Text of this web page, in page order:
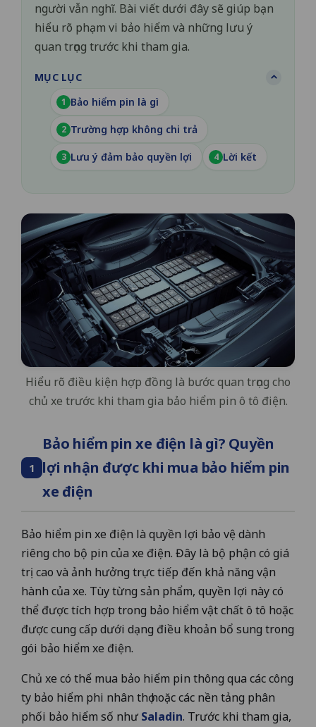
người vẫn nghĩ. Bài viết dưới đây sẽ giúp bạn
hiểu rõ phạm vi bảo hiểm và những lưu ý
quan trọng trước khi tham gia.
MỤC LỤC
1 Bảo hiểm pin là gì
2 Trường hợp không chi trả
3 Lưu ý đảm bảo quyền lợi 4 Lời kết
Hiểu rõ điều kiện hợp đồng là bước quan trọng cho
chủ xe trước khi tham gia bảo hiểm pin ô tô điện.
1
Bảo hiểm pin xe điện là gì? Quyền
lợi nhận được khi mua bảo hiểm pin
xe điện
Bảo hiểm pin xe điện là quyền lợi bảo vệ dành
riêng cho bộ pin của xe điện. Đây là bộ phận có giá
trị cao và ảnh hưởng trực tiếp đến khả năng vận
hành của xe. Tùy từng sản phẩm, quyền lợi này có
thể được tích hợp trong bảo hiểm vật chất ô tô hoặc
được cung cấp dưới dạng điều khoản bổ sung trong
gói bảo hiểm xe điện.
Chủ xe có thể mua bảo hiểm pin thông qua các công
ty bảo hiểm phi nhân thọ hoặc các nền tảng phân
phối bảo hiểm số nhưSaladin. Trước khi tham gia,